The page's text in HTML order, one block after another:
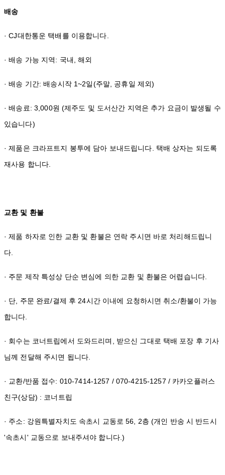
배송
· CJ대한통운 택배를 이용합니다.
· 배송 가능 지역: 국내, 해외
· 배송 기간: 배송시작 1~2일(주말, 공휴일 제외)
· 배송료: 3,000원 (제주도 및 도서산간 지역은 추가 요금이 발생될 수
있습니다)
· 제품은 크라프트지 봉투에 담아 보내드립니다. 택배 상자는 되도록
재사용 합니다.
교환 및 환불
· 제품 하자로 인한 교환 및 환불은 연락 주시면 바로 처리해드립니
다.
· 주문 제작 특성상 단순 변심에 의한 교환 및 환불은 어렵습니다.
· 단, 주문 완료/결제 후 24시간 이내에 요청하시면 취소/환불이 가능
합니다.
· 회수는 코너트립에서 도와드리며, 받으신 그대로 택배 포장 후 기사
님께 전달해 주시면 됩니다.
· 교환/반품 접수: 010-7414-1257 / 070-4215-1257 / 카카오플러스
친구(상담) : 코너트립
· 주소: 강원특별자치도 속초시 교동로 56, 2층 (개인 반송 시 반드시
'속초시' 교동으로 보내주셔야 합니다.)